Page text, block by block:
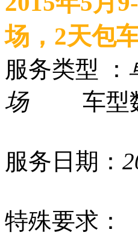
场，2天包
服务类型 ：
场车型数
服务日期：
特殊要求：